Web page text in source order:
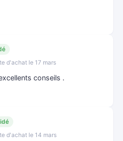
d'achat le 17 mars
conseils .
d'achat le 14 mars